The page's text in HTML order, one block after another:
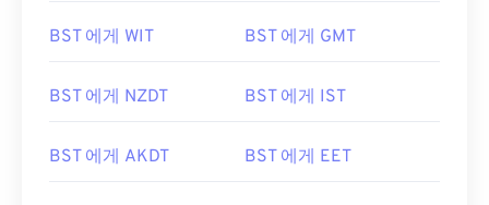
BST 에게 WIT BST 에게 GMT
BST 에게 NZDT BST 에게 IST
BST 에게 AKDT BST 에게 EET